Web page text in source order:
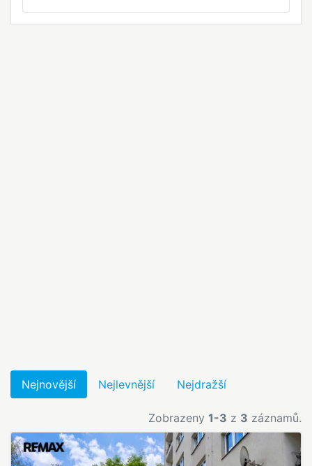
Nejnovější Nejlevnější Nejdražší
Zobrazeny 1-3 z 3 záznamů.